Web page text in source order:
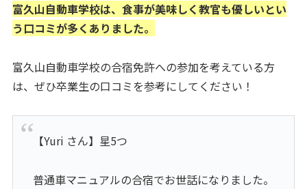
富久山自動車学校は、食事が美味しく教官も優しいとい
う口コミが多くありました。
富久山自動車学校の合宿免許への参加を考えている方
は、ぜひ卒業生の口コミを参考にしてください！
【Yuri さん】星5つ
普通車マニュアルの合宿でお世話になりました。